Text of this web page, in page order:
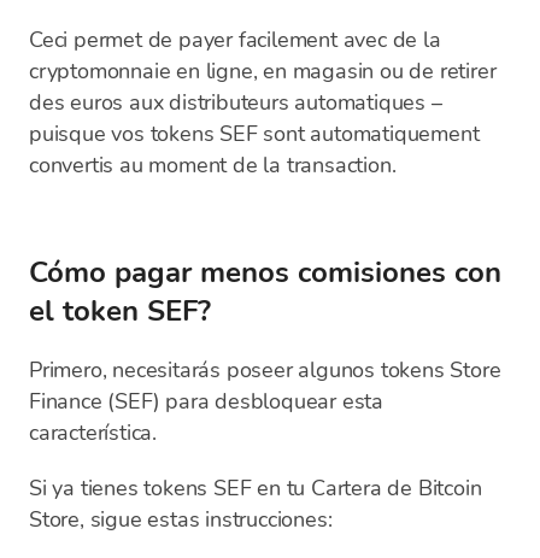
Ceci permet de payer facilement avec de la
cryptomonnaie en ligne, en magasin ou de retirer
des euros aux distributeurs automatiques –
puisque vos tokens SEF sont automatiquement
convertis au moment de la transaction.
Cómo pagar menos comisiones con
el token SEF?
Primero, necesitarás poseer algunos tokens Store
Finance (SEF) para desbloquear esta
característica.
Si ya tienes tokens SEF en tu Cartera de Bitcoin
Store, sigue estas instrucciones: